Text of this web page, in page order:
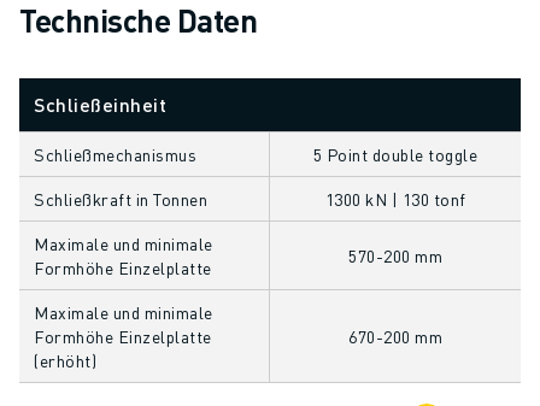
ÜBER FANUC
NACHHALTIGKEIT
KARRIERE
GESTALTEN SIE IHRE ZUKUNFT MIT FANUC
JETZT BEWERBEN » KARRIEREPORTAL
KONTAKT
KONTAKT
STANDORTE
IMPRESSUM
Technische Daten
Schließeinheit
Schließmechanismus 5 Point double toggle
Schließkraft in Tonnen 1300 kN | 130 tonf
Maximale und minimale
Formhöhe Einzelplatte
570-200 mm
Maximale und minimale
Formhöhe Einzelplatte
(erhöht)
670-200 mm